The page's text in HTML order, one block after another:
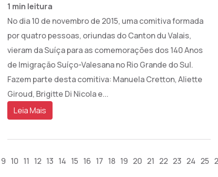
1 min leitura
No dia 10 de novembro de 2015, uma comitiva formada
por quatro pessoas, oriundas do Canton du Valais,
vieram da Suíça para as comemorações dos 140 Anos
de Imigração Suíço-Valesana no Rio Grande do Sul.
Fazem parte desta comitiva: Manuela Cretton, Aliette
Giroud, Brigitte Di Nicola e...
Leia Mais
9 10 11 12 13 14 15 16 17 18 19 20 21 22 23 24 25